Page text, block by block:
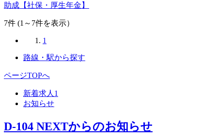
助成【社保・厚生年金】
7件 (1～7件を表示）
1
路線・駅から探す
ページTOPへ
新着求人 1
お知らせ
D-104 NEXTからのお知らせ